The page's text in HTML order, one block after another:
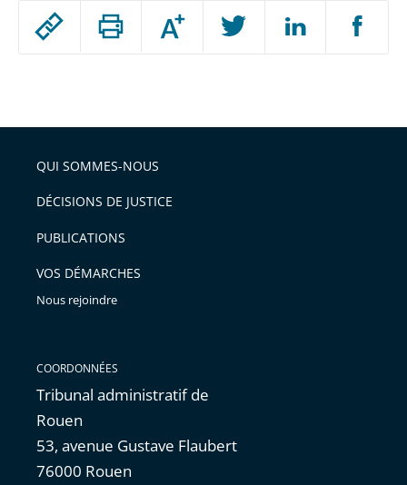
Passer
arriver
après
Augmenter
ou
l'article
pour
avant
QUI SOMMES-NOUS
DÉCISIONS DE JUSTICE
PUBLICATIONS
VOS DÉMARCHES
Nous rejoindre
COORDONNÉES
Tribunal administratif de
Rouen
53, avenue Gustave Flaubert
76000 Rouen